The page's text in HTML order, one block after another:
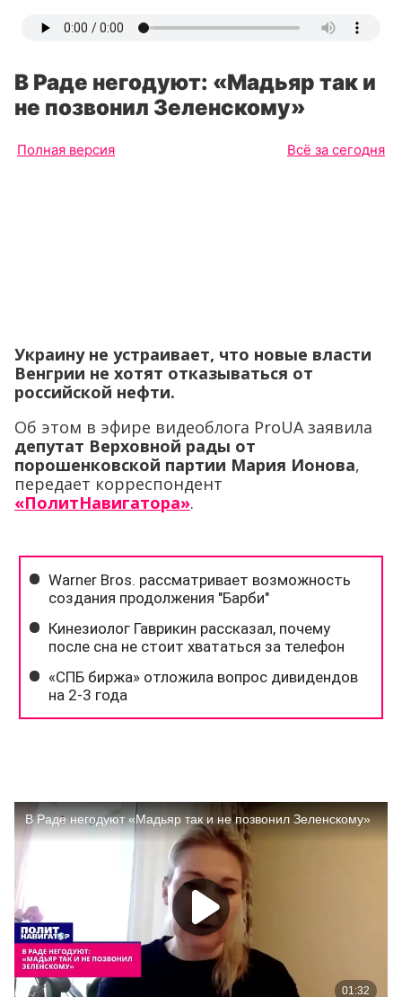
В Раде негодуют: «Мадьяр так и
не позвонил Зеленскому»
Полная версия Всё за сегодня
Украину не устраивает, что новые власти
Венгрии не хотят отказываться от
российской нефти.
Об этом в эфире видеоблога ProUA заявила
депутат Верховной рады от
порошенковской партии Мария Ионова,
передает корреспондент
«ПолитНавигатора».